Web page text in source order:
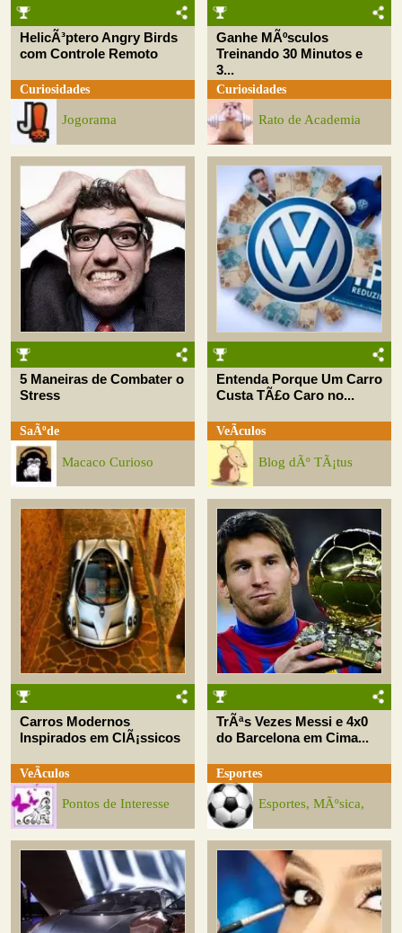
HelicÃ³ptero Angry Birds
com Controle Remoto
Curiosidades
Jogorama
Ganhe MÃºsculos
Treinando 30 Minutos e
3...
Curiosidades
Rato de Academia
5 Maneiras de Combater o
Stress
SaÃºde
Macaco Curioso
Entenda Porque Um Carro
Custa TÃ£o Caro no...
VeÃ­culos
Blog dÃº TÃ¡tus
Carros Modernos
Inspirados em ClÃ¡ssicos
VeÃ­culos
Pontos de Interesse
TrÃªs Vezes Messi e 4x0
do Barcelona em Cima...
Esportes
Esportes, MÃºsica,